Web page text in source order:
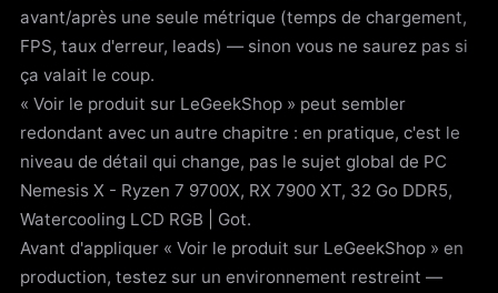
avant/après une seule métrique (temps de chargement,
FPS, taux d'erreur, leads) — sinon vous ne saurez pas si
ça valait le coup.
« Voir le produit sur LeGeekShop » peut sembler
redondant avec un autre chapitre : en pratique, c'est le
niveau de détail qui change, pas le sujet global de PC
Nemesis X - Ryzen 7 9700X, RX 7900 XT, 32 Go DDR5,
Watercooling LCD RGB | Got.
Avant d'appliquer « Voir le produit sur LeGeekShop » en
production, testez sur un environnement restreint —